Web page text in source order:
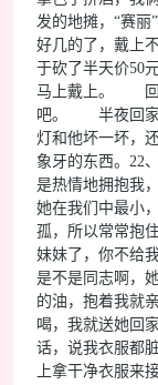
发的地摊，“赛丽
好几的了，戴上
于砍了半天价50
马上戴上。 回
吧。 半夜回家
灯和他坏一坏，
象牙的东西。22
是热情地拥抱我
她在我们中最小
孤，所以常常抱
妹妹了，你不给
是不是同志啊，
的油，抱着我就
喝，我就送她回
话，说我衣服都
上拿干净衣服